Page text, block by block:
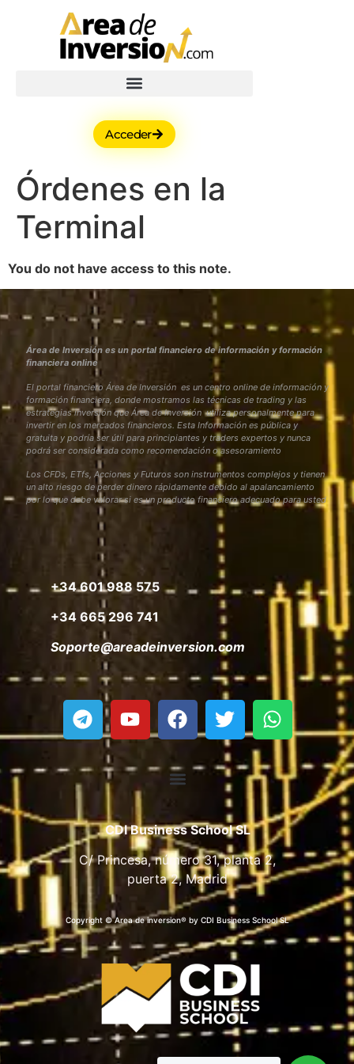
Acceder
Órdenes en la
Terminal
You do not have access to this note.
Área de Inversión es un portal financiero de información y formación
financiera online
El portal financiero Área de Inversión es un centro online de información y
formación financiera, donde mostramos las técnicas de trading y las
estrategias inversión que Área de Inversión utiliza personalmente para
invertir en los mercados financieros. Esta Información es pública y
gratuita y podría ser útil para principiantes y traders expertos y nunca
podrá ser considerada como recomendación o asesoramiento
Los CFDs, ETfs, Acciones y Futuros son instrumentos complejos y tienen
un alto riesgo de perder dinero rápidamente debido al apalancamiento
por lo que debe valorar si es un producto financiero adecuado para usted
+34 601 988 575
+34 665 296 741
Soporte@areadeinversion.com
CDI Business School SL
C/ Princesa, número 31, planta 2,
puerta 2, Madrid
Copyright © Area de inversion® by CDI Business School SL